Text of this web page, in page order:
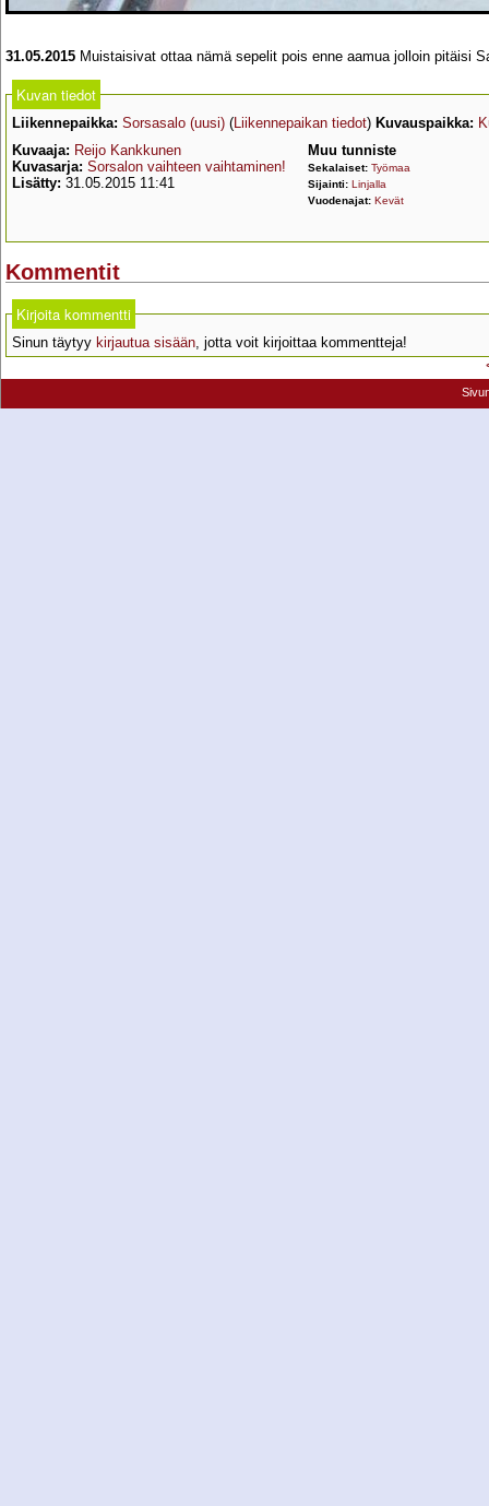
31.05.2015 Muistaisivat ottaa nämä sepelit pois enne aamua jolloin pitäisi
Kuvan tiedot
Liikennepaikka: Sorsasalo (uusi) (Liikennepaikan tiedot) Kuvauspaikka:
Kuvaaja: Reijo Kankkunen
Kuvasarja: Sorsalon vaihteen vaihtaminen!
Lisätty: 31.05.2015 11:41
Muu tunniste
Sekalaiset: Työmaa
Sijainti: Linjalla
Vuodenajat: Kevät
Kommentit
Kirjoita kommentti
Sinun täytyy kirjautua sisään, jotta voit kirjoittaa kommentteja!